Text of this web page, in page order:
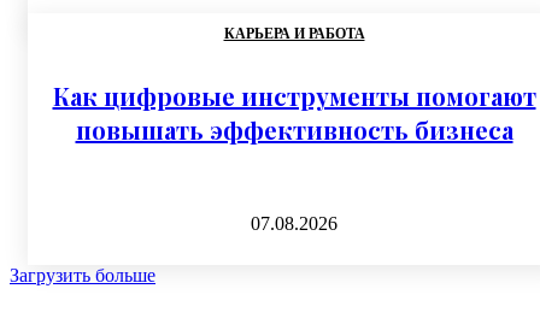
КАРЬЕРА И РАБОТА
Как цифровые инструменты помогают
повышать эффективность бизнеса
07.08.2026
Загрузить больше